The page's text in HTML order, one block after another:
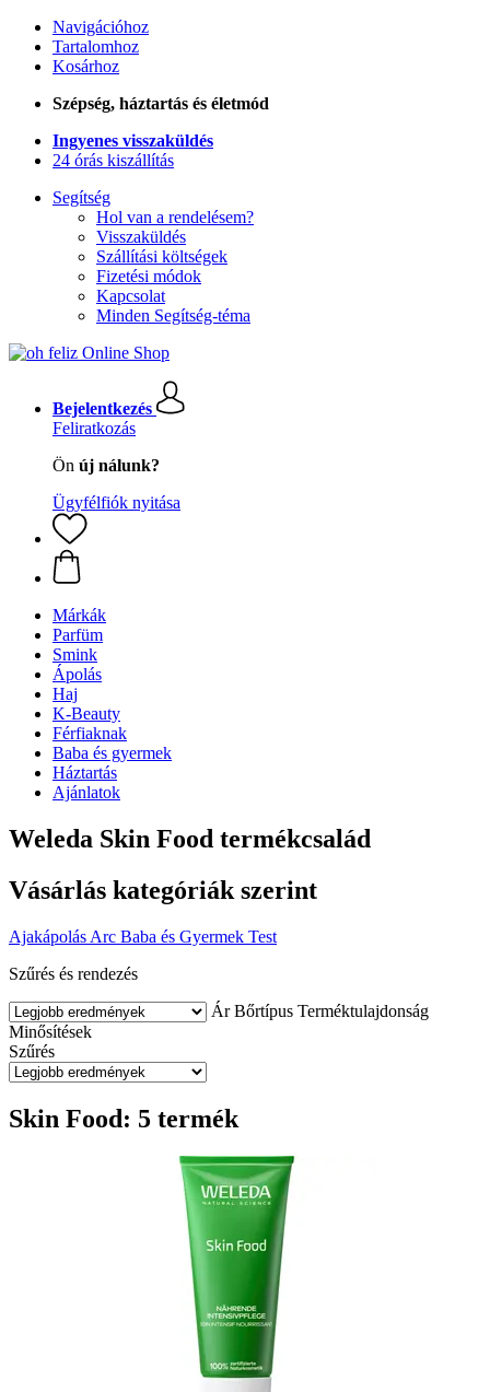
Navigációhoz
Tartalomhoz
Kosárhoz
Szépség, háztartás és életmód
Ingyenes visszaküldés
24 órás kiszállítás
Segítség
Hol van a rendelésem?
Visszaküldés
Szállítási költségek
Fizetési módok
Kapcsolat
Minden Segítség-téma
Bejelentkezés
Feliratkozás
Ön új nálunk?
Ügyfélfiók nyitása
Márkák
Parfüm
Smink
Ápolás
Haj
K-Beauty
Férfiaknak
Baba és gyermek
Háztartás
Ajánlatok
Weleda Skin Food termékcsalád
Vásárlás kategóriák szerint
Ajakápolás Arc Baba és Gyermek Test
Szűrés és rendezés
Ár Bőrtípus Terméktulajdonság
Minősítések
Szűrés
Skin Food: 5 termék